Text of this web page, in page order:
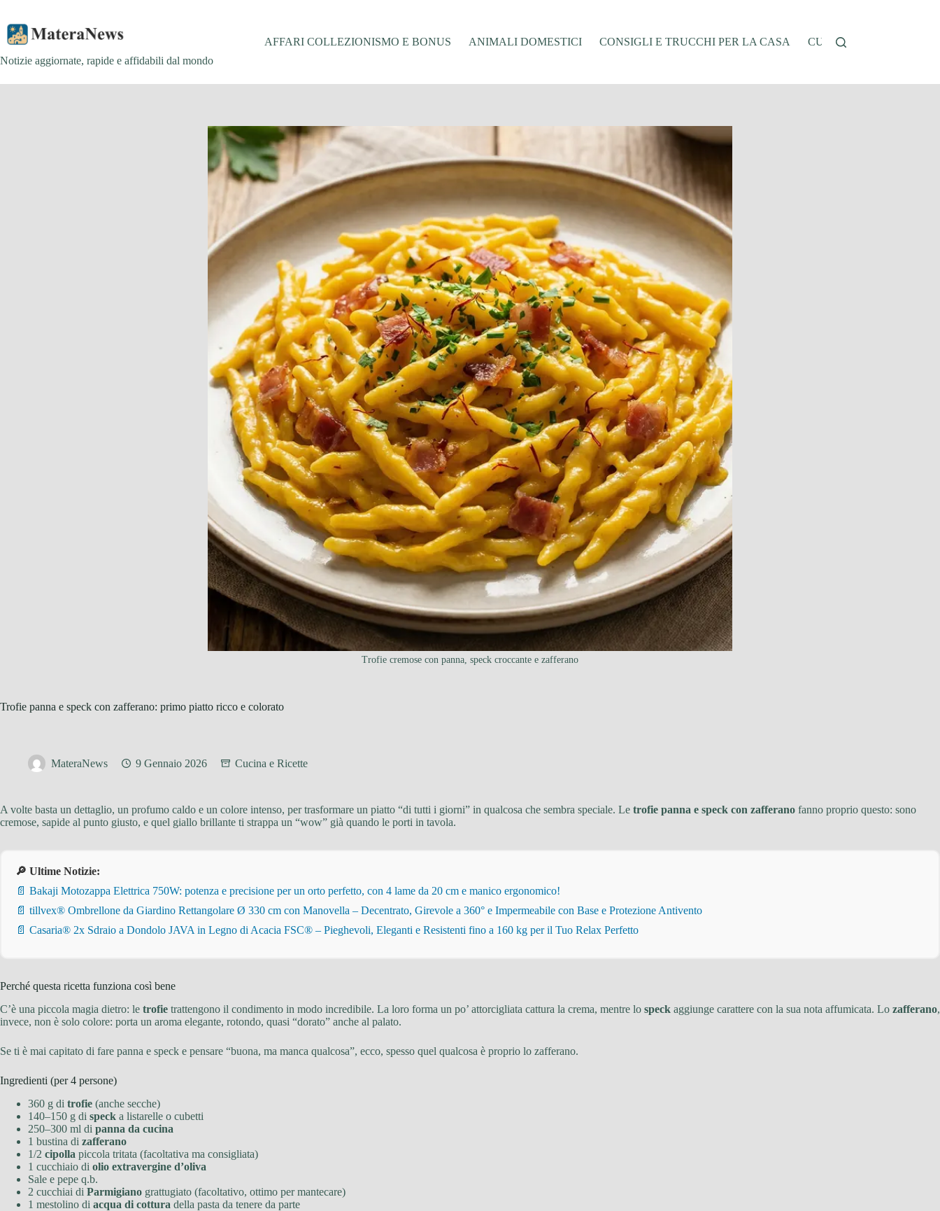
contenuto
Notizie aggiornate, rapide e affidabili dal mondo
AFFARI COLLEZIONISMO E BONUS ANIMALI DOMESTICI CONSIGLI E TRUCCHI PER LA CASA CUCINA E RICETTE
Trofie cremose con panna, speck croccante e zafferano
Trofie panna e speck con zafferano: primo piatto ricco e colorato
MateraNews 9 Gennaio 2026 Cucina e Ricette
A volte basta un dettaglio, un profumo caldo e un colore intenso, per trasformare un piatto “di tutti i giorni” in qualcosa che sembra speciale. Le trofie panna e speck con zafferano fanno proprio questo: sono
cremose, sapide al punto giusto, e quel giallo brillante ti strappa un “wow” già quando le porti in tavola.
🔎 Ultime Notizie:
📄 Bakaji Motozappa Elettrica 750W: potenza e precisione per un orto perfetto, con 4 lame da 20 cm e manico ergonomico!
📄 tillvex® Ombrellone da Giardino Rettangolare Ø 330 cm con Manovella – Decentrato, Girevole a 360° e Impermeabile con Base e Protezione Antivento
📄 Casaria® 2x Sdraio a Dondolo JAVA in Legno di Acacia FSC® – Pieghevoli, Eleganti e Resistenti fino a 160 kg per il Tuo Relax Perfetto
Perché questa ricetta funziona così bene
C’è una piccola magia dietro: le trofie trattengono il condimento in modo incredibile. La loro forma un po’ attorcigliata cattura la crema, mentre lo speck aggiunge carattere con la sua nota affumicata. Lo zafferano,
invece, non è solo colore: porta un aroma elegante, rotondo, quasi “dorato” anche al palato.
Se ti è mai capitato di fare panna e speck e pensare “buona, ma manca qualcosa”, ecco, spesso quel qualcosa è proprio lo zafferano.
Ingredienti (per 4 persone)
360 g di trofie (anche secche)
140–150 g di speck a listarelle o cubetti
250–300 ml di panna da cucina
1 bustina di zafferano
1/2 cipolla piccola tritata (facoltativa ma consigliata)
1 cucchiaio di olio extravergine d’oliva
Sale e pepe q.b.
2 cucchiai di Parmigiano grattugiato (facoltativo, ottimo per mantecare)
1 mestolino di acqua di cottura della pasta da tenere da parte